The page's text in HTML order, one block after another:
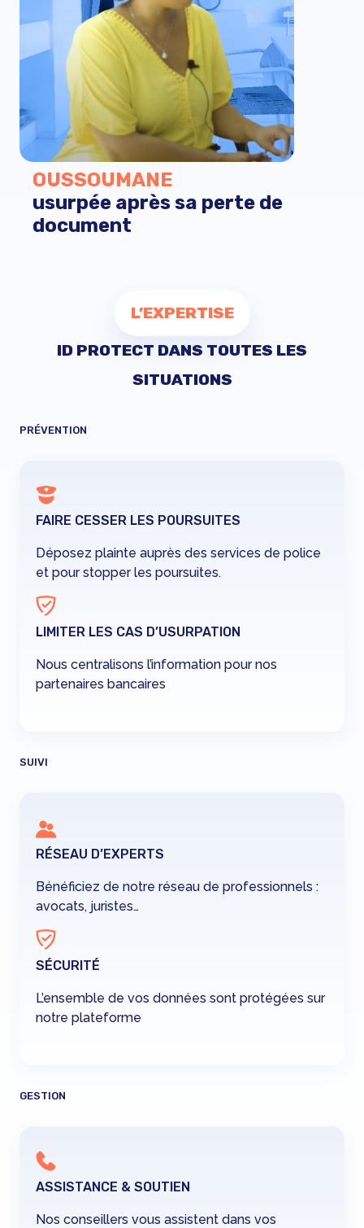
OUSSOUMANE
usurpée après sa perte de
document
L’EXPERTISE
ID PROTECT DANS TOUTES LES
SITUATIONS
PRÉVENTION
FAIRE CESSER LES POURSUITES
Déposez plainte auprès des services de police
et pour stopper les poursuites.
LIMITER LES CAS D’USURPATION
Nous centralisons l’information pour nos
partenaires bancaires
SUIVI
RÉSEAU D’EXPERTS
Bénéficiez de notre réseau de professionnels :
avocats, juristes…
SÉCURITÉ
L’ensemble de vos données sont protégées sur
notre plateforme
GESTION
ASSISTANCE & SOUTIEN
Nos conseillers vous assistent dans vos